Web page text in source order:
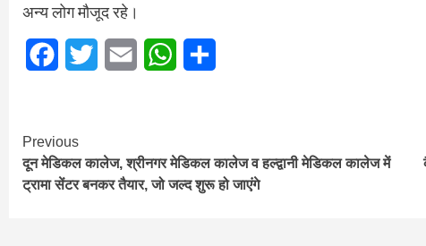
अन्य लोग मौजूद रहे।
FacebookTwitter Email WhatsApp
Continue
Reading
Previous
दून मेडिकल कालेज, श्रीनगर मेडिकल कालेज व हल्द्वानी मेडिकल कालेज में
ट्रामा सेंटर बनकर तैयार, जो जल्द शुरू हो जाएंगे